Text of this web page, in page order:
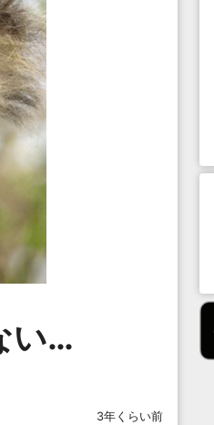
い…
3年くらい前